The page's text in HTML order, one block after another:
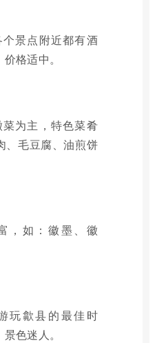
景点附近都有酒
格适中。
为主，特色菜肴
、毛豆腐、油煎饼
，如：徽墨、徽
玩歙县的最佳时
色迷人。